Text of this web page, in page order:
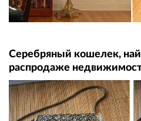
Серебряный кошелек,
распродаже